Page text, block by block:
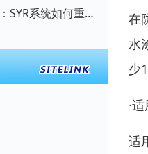
工业厂房屋顶防护的技术革新：SYR系统如何重塑行业标准
在
水
少
·
适